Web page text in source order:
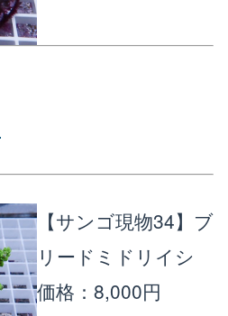
【サンゴ現物34】ブ
リードミドリイシ
価格：8,000円